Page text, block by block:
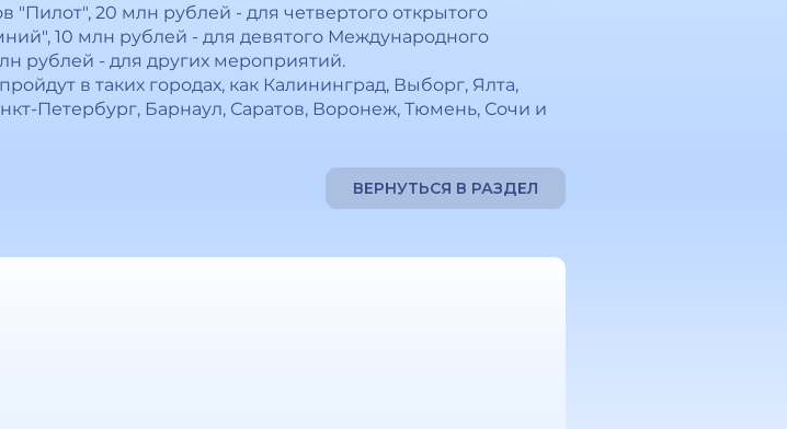
20 млн рублей - для четвертого открытого
10 млн рублей - для девятого Международного
рублей - для других мероприятий.
в таких городах, как Калининград, Выборг, Ялта,
Петербург, Барнаул, Саратов, Воронеж, Тюмень, Сочи и
ВЕРНУТЬСЯ В РАЗДЕЛ